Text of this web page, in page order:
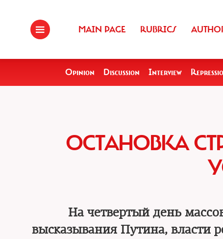
MAIN PAGE RUBRICS
Opinion Discussion Interview
ОСТАНОВКА
На четвертый день
высказывания Путина, власти